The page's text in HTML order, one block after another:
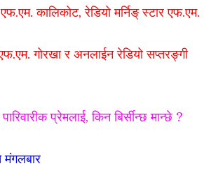
कालिकोट, रेडियो मर्निङ् स्टार एफ.एम.
गोरखार अनलाईन रेडियो सप्तरङ्गी
प्रेमलाई, किन बिर्सीन्छ मान्छे ?